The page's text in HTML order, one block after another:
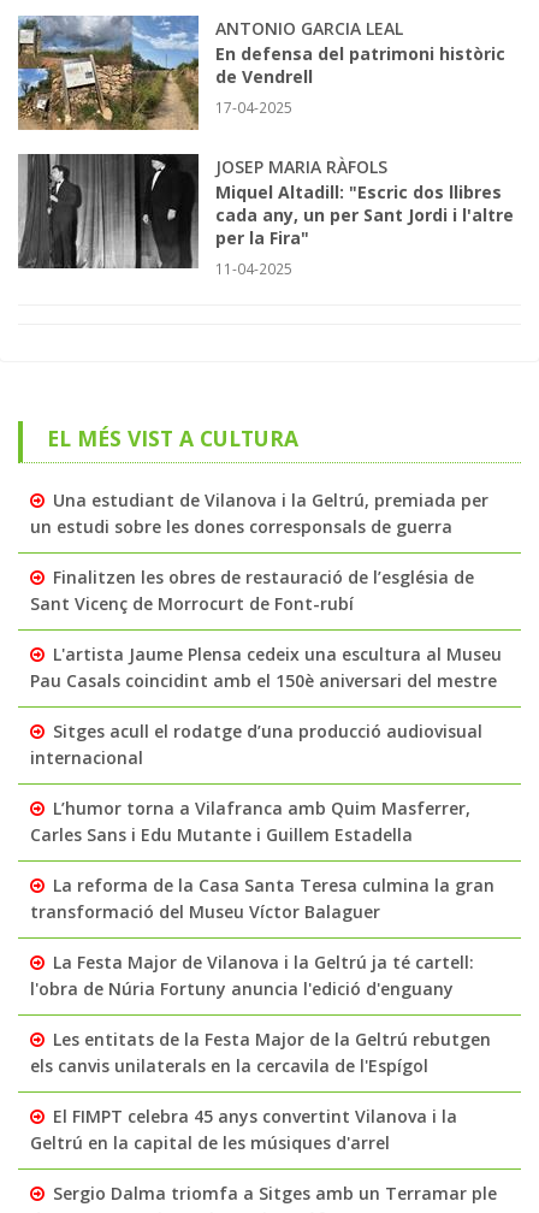
ANTONIO GARCIA LEAL
En defensa del patrimoni històric
de Vendrell
17-04-2025
JOSEP MARIA RÀFOLS
Miquel Altadill: "Escric dos llibres
cada any, un per Sant Jordi i l'altre
per la Fira"
11-04-2025
EL MÉS VIST A CULTURA
Una estudiant de Vilanova i la Geltrú, premiada per
un estudi sobre les dones corresponsals de guerra
Finalitzen les obres de restauració de l’església de
Sant Vicenç de Morrocurt de Font-rubí
L'artista Jaume Plensa cedeix una escultura al Museu
Pau Casals coincidint amb el 150è aniversari del mestre
Sitges acull el rodatge d’una producció audiovisual
internacional
L’humor torna a Vilafranca amb Quim Masferrer,
Carles Sans i Edu Mutante i Guillem Estadella
La reforma de la Casa Santa Teresa culmina la gran
transformació del Museu Víctor Balaguer
La Festa Major de Vilanova i la Geltrú ja té cartell:
l'obra de Núria Fortuny anuncia l'edició d'enguany
Les entitats de la Festa Major de la Geltrú rebutgen
els canvis unilaterals en la cercavila de l'Espígol
El FIMPT celebra 45 anys convertint Vilanova i la
Geltrú en la capital de les músiques d'arrel
Sergio Dalma triomfa a Sitges amb un Terramar ple